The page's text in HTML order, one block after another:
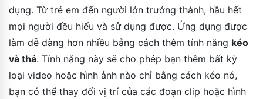
dụng. Từ trẻ em đến người lớn trưởng thành, hầu hết
mọi người đều hiểu và sử dụng được. Ứng dụng được
làm dễ dàng hơn nhiều bằng cách thêm tính năng kéo
và thả. Tính năng này sẽ cho phép bạn thêm bất kỳ
loại video hoặc hình ảnh nào chỉ bằng cách kéo nó,
bạn có thể thay đổi vị trí của các đoạn clip hoặc hình